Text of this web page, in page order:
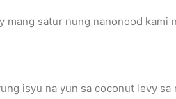
mang satur nung nanonood kami
isyu na yun sa coconut levy sa